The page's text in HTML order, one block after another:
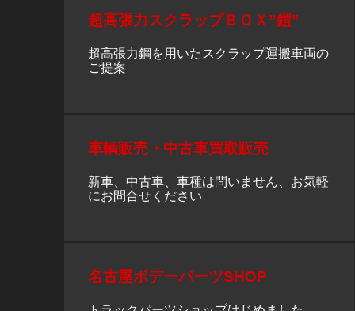
超高張力スクラップＢＯＸ”鎧”
超高張力鋼を用いたスクラップ運搬車両の
ご提案
車輌販売・中古車買取販売
新車、中古車、車種は問いません、お気軽
にお問合せください
名古屋ボデーパーツSHOP